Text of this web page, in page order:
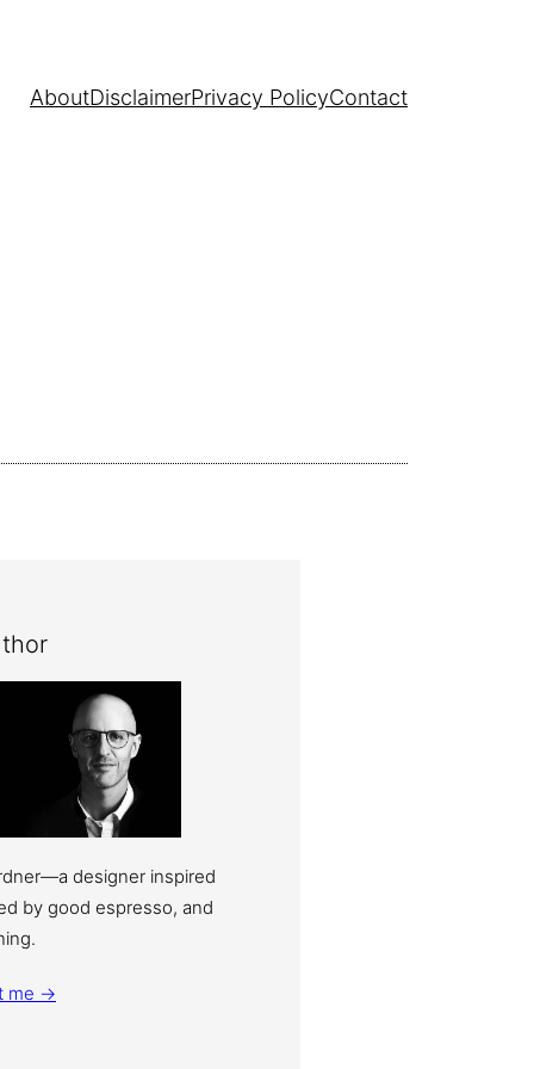
AboutDisclaimerPrivacy PolicyContact
designer inspired
by good espresso, and
me →